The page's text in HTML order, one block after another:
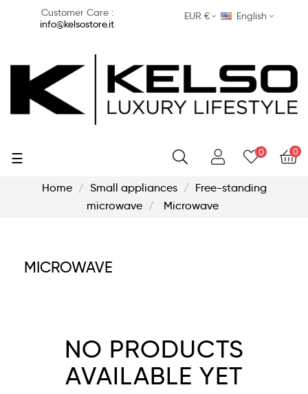
Customer Care :
info@kelsostore.it
EUR € English
0
0
Toggle
☰
Home Small appliances
Free-standing
microwave
Microwave
MICROWAVE
NO PRODUCTS
AVAILABLE YET